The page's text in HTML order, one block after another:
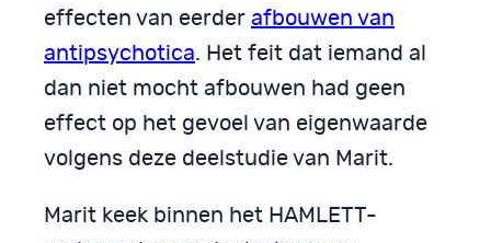
effecten van eerder afbouwen van
antipsychotica. Het feit dat iemand al
dan niet mocht afbouwen had geen
effect op het gevoel van eigenwaarde
volgens deze deelstudie van Marit.
Marit keek binnen het HAMLETT-